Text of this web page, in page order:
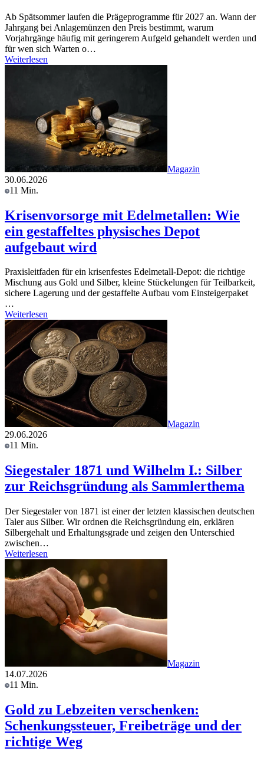
Ab Spätsommer laufen die Prägeprogramme für 2027 an. Wann der
Jahrgang bei Anlagemünzen den Preis bestimmt, warum
Vorjahrgänge häufig mit geringerem Aufgeld gehandelt werden und
für wen sich Warten o…
Weiterlesen
Magazin
30.06.2026
11 Min.
Krisenvorsorge mit Edelmetallen: Wie
ein gestaffeltes physisches Depot
aufgebaut wird
Praxisleitfaden für ein krisenfestes Edelmetall-Depot: die richtige
Mischung aus Gold und Silber, kleine Stückelungen für Teilbarkeit,
sichere Lagerung und der gestaffelte Aufbau vom Einsteigerpaket
…
Weiterlesen
Magazin
29.06.2026
11 Min.
Siegestaler 1871 und Wilhelm I.: Silber
zur Reichsgründung als Sammlerthema
Der Siegestaler von 1871 ist einer der letzten klassischen deutschen
Taler aus Silber. Wir ordnen die Reichsgründung ein, erklären
Silbergehalt und Erhaltungsgrade und zeigen den Unterschied
zwischen…
Weiterlesen
Magazin
14.07.2026
11 Min.
Gold zu Lebzeiten verschenken:
Schenkungssteuer, Freibeträge und der
richtige Weg